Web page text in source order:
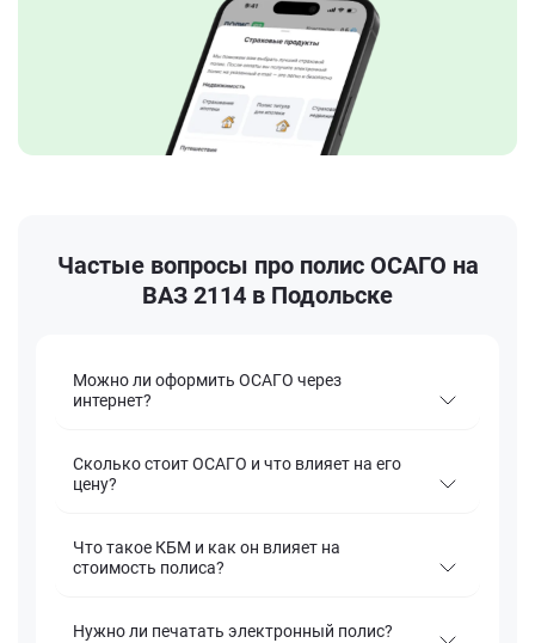
Частые вопросы про полис ОСАГО на
ВАЗ 2114 в Подольске
Можно ли оформить ОСАГО через
интернет?
Сколько стоит ОСАГО и что влияет на его
цену?
Что такое КБМ и как он влияет на
стоимость полиса?
Нужно ли печатать электронный полис?